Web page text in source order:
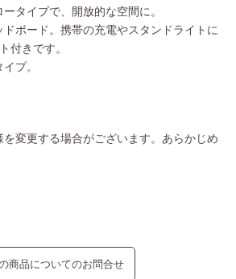
タイプで、開放的な空間に。
ボード。携帯の充電やスタンドライトに
付きです。
プ。
変更する場合がございます。あらかじめ
商品についてのお問合せ